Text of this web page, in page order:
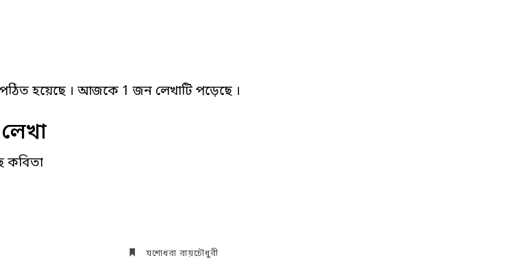
হয়েছে । আজকে 1 জন লেখাটি পড়েছে ।
কবিতা
যশোধরা রায়চৌধুরী